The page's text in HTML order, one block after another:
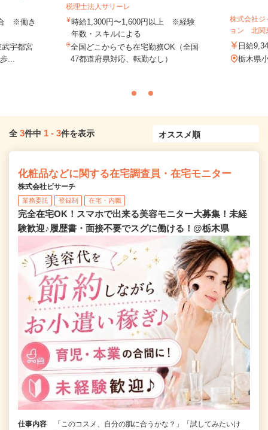
合 ※働き
宇都宮
...
税理士法人サリーレ
時給1,300円〜1,600円以上 ※経験
年数・スキルによる
全国どこからでも在宅勤務OK（全国
47都道府県対応、転勤なし）
株式会社ジ
ョン 北関
日給
栃木県
全 3件中 1 - 3件を表示
化粧品などに関する在宅調査員・在宅モニター
株式会社ビサーチ
業務委託 登録制 在宅・内職
完全在宅OK！スマホで出来る美容モニター大募集！未経
験歓迎♪履歴書・面接不要でスグに働ける！@栃木県
仕事内容
「このコスメ、自分の肌に合うかな？」「試してみたいけ